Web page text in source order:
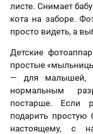
листе. Снимает
кота на заборе.
просто видеть, а
Детские
простые
— для малышей,
нормальным
постарше. Если
подарить простую
настоящему, с